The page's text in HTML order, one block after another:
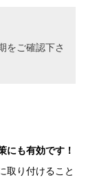
をご確認下さ
にも有効です！
取り付けること